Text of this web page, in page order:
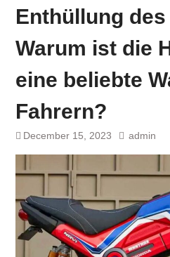
Enthüllung
Warum ist die
eine beliebte
Fahrern?
December 15, 2023 admin